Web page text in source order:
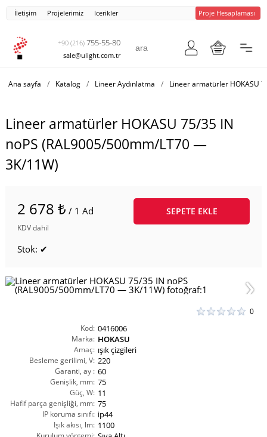
İletişim Projelerimiz Icerikler Proje Hesaplaması
+90 (216) 755-55-80
sale@ulight.com.tr
Ana sayfa / Katalog / Lineer Aydınlatma / Lineer armatürler HOKASU
Lineer armatürler HOKASU 75/35 IN
noPS (RAL9005/500mm/LT70 —
3K/11W)
2 678 ₺ / 1 Ad
KDV dahil
SEPETE EKLE
Stok: ✔
0
Kod: 0416006
Marka: HOKASU
Amaç: ışık çizgileri
Besleme gerilimi, V: 220
Garanti, ay : 60
Genişlik, mm: 75
Güç, W: 11
Hafif parça genişliği, mm: 75
IP koruma sınıfı: ip44
Işık akısı, lm: 1100